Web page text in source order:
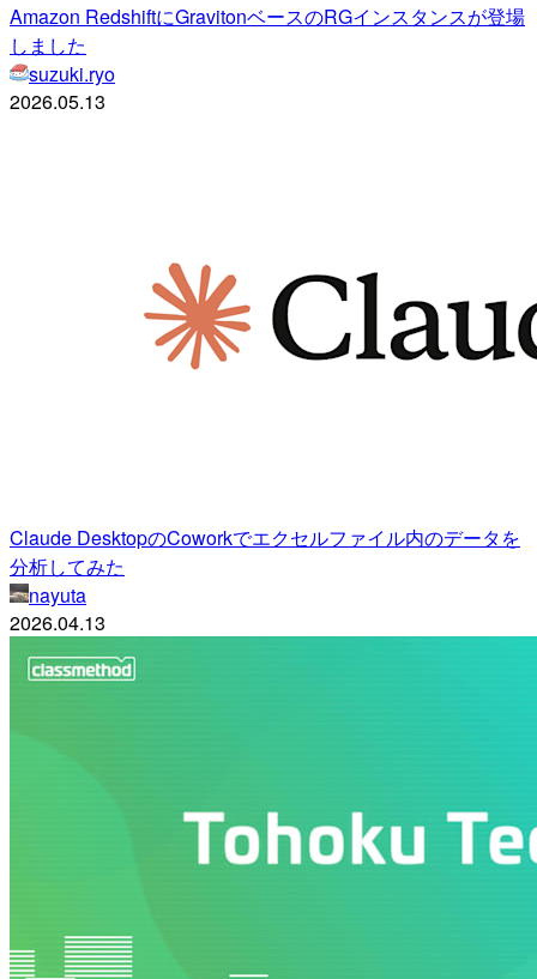
Amazon RedshiftにGravitonベースのRGインスタンスが登場
しました
suzuki.ryo
2026.05.13
Claude DesktopのCoworkでエクセルファイル内のデータを
分析してみた
nayuta
2026.04.13